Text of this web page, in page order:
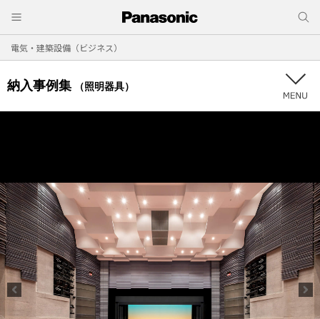
電気・建築設備（ビジネス）
納入事例集 （照明器具）